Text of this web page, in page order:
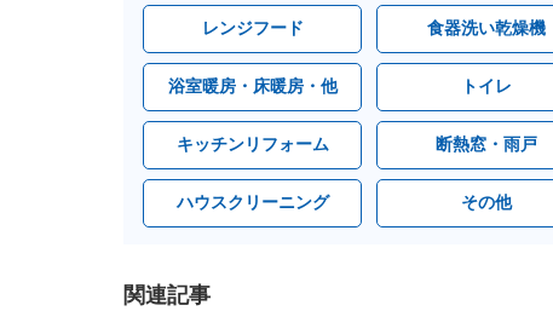
レンジフード 食器洗い乾燥機
浴室暖房・床暖房・他 トイレ
キッチンリフォーム 断熱窓・雨戸
ハウスクリーニング その他
関連記事